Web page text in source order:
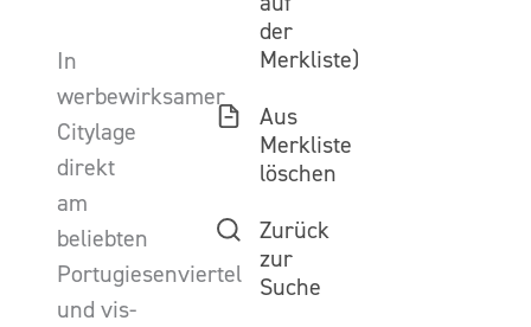
In
werbewirksamer
Citylage
direkt
am
beliebten
Portugiesenviertel
und vis-
der
Merkliste)
Aus
Merkliste
löschen
Zurück
zur
Suche